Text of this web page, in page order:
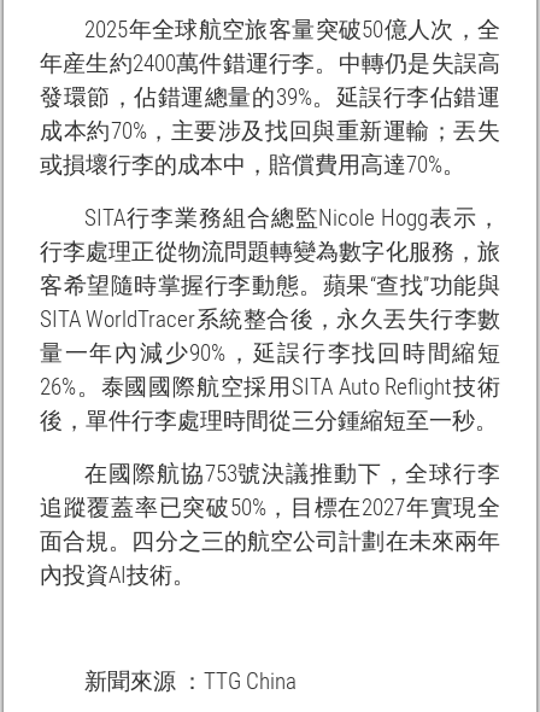
2025年全球航空旅客量突破50億人次，全
年産生約2400萬件錯運行李。中轉仍是失誤高
發環節，佔錯運總量的39%。延誤行李佔錯運
成本約70%，主要涉及找回與重新運輸；丟失
或損壞行李的成本中，賠償費用高達70%。
SITA行李業務組合總監Nicole Hogg表示，
行李處理正從物流問題轉變為數字化服務，旅
客希望隨時掌握行李動態。蘋果“查找”功能與
SITA WorldTracer系統整合後，永久丟失行李數
量一年內減少90%，延誤行李找回時間縮短
26%。泰國國際航空採用SITA Auto Reflight技術
後，單件行李處理時間從三分鍾縮短至一秒。
在國際航協753號決議推動下，全球行李
追蹤覆蓋率已突破50%，目標在2027年實現全
面合規。四分之三的航空公司計劃在未來兩年
內投資AI技術。
新聞來源 ：TTG China